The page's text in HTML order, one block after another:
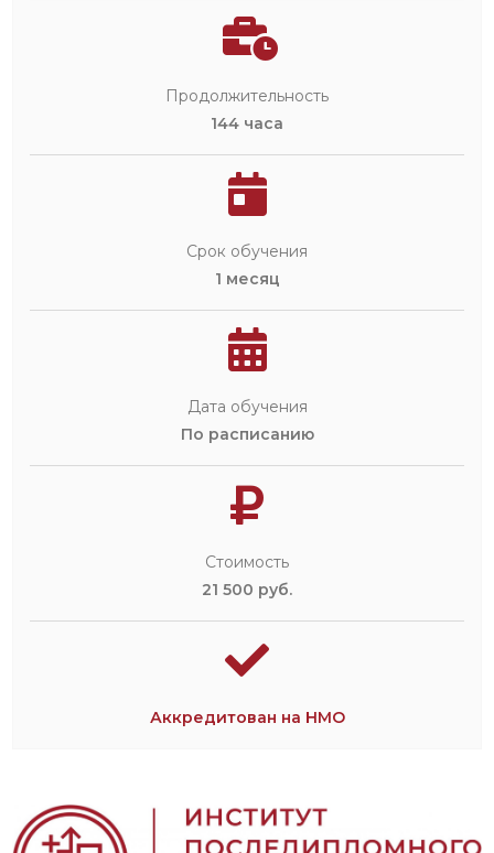
Продолжительность
144 часа
Срок обучения
1 месяц
Дата обучения
По расписанию
Стоимость
21 500 руб.
Аккредитован на НМО